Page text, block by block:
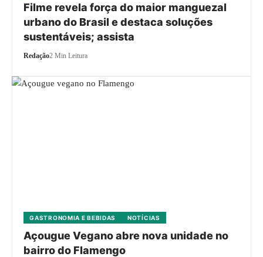
Filme revela força do maior manguezal
urbano do Brasil e destaca soluções
sustentáveis; assista
Redação2 Min Leitura
GASTRONOMIA E BEBIDAS NOTÍCIAS
Açougue Vegano abre nova unidade no
bairro do Flamengo